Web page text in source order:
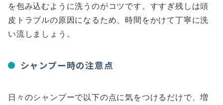
を包み込むように洗うのがコツです。すすぎ残しは頭
皮トラブルの原因になるため、時間をかけて丁寧に洗
い流しましょう。
シャンプー時の注意点
日々のシャンプーで以下の点に気をつけるだけで、増